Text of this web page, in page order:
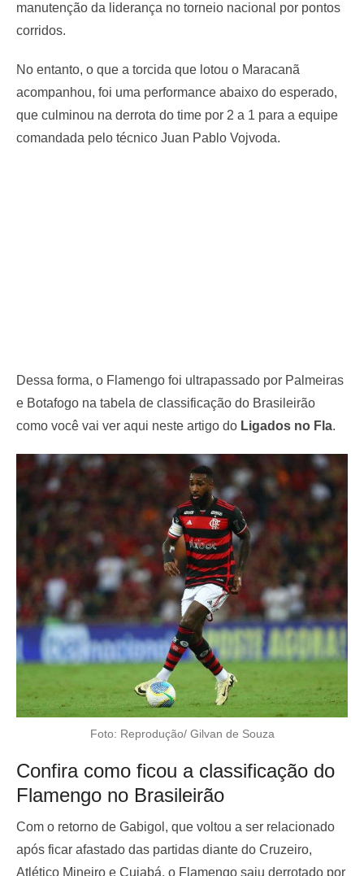
manutenção da liderança no torneio nacional por pontos
corridos.
No entanto, o que a torcida que lotou o Maracanã
acompanhou, foi uma performance abaixo do esperado,
que culminou na derrota do time por 2 a 1 para a equipe
comandada pelo técnico Juan Pablo Vojvoda.
Dessa forma, o Flamengo foi ultrapassado por Palmeiras
e Botafogo na tabela de classificação do Brasileirão
como você vai ver aqui neste artigo do Ligados no Fla.
Foto: Reprodução/ Gilvan de Souza
Confira como ficou a classificação do
Flamengo no Brasileirão
Com o retorno de Gabigol, que voltou a ser relacionado
após ficar afastado das partidas diante do Cruzeiro,
Atlético Mineiro e Cuiabá, o Flamengo saiu derrotado por